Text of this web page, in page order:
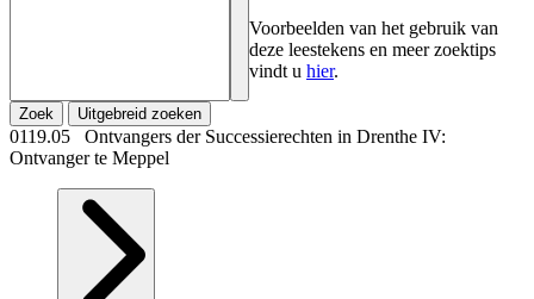
Voorbeelden van het gebruik van
deze leestekens en meer zoektips
vindt u hier.
Zoek Uitgebreid zoeken
0119.05 Ontvangers der Successierechten in Drenthe IV:
Ontvanger te Meppel